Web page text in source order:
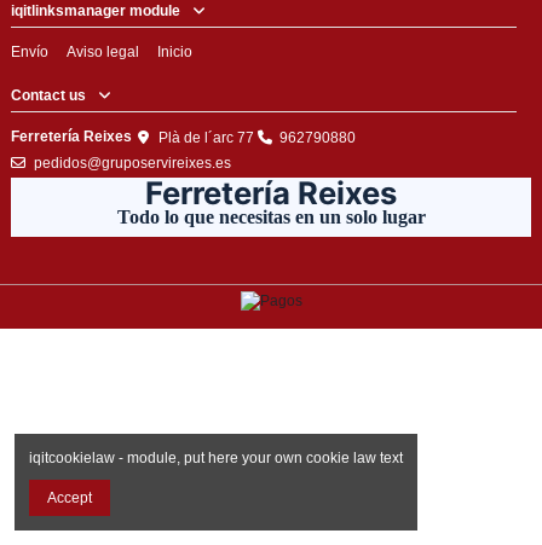
iqitlinksmanager module
Envío Aviso legal Inicio
Contact us
Ferretería Reixes Plà de l´arc 77
962790880
pedidos@gruposervireixes.es
Ferretería Reixes
Todo lo que necesitas en un solo lugar
iqitcookielaw - module, put here your own cookie law text
Accept